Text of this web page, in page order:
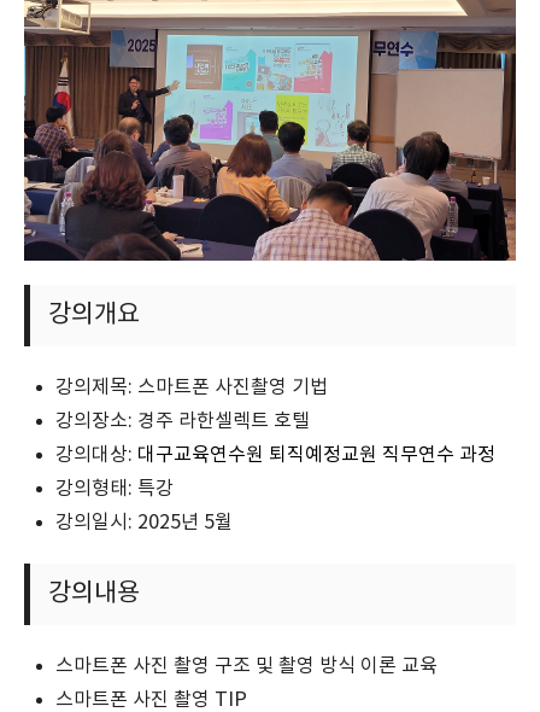
강의개요
강의제목: 스마트폰 사진촬영 기법
강의장소: 경주 라한셀렉트 호텔
강의대상: 대구교육연수원 퇴직예정교원 직무연수 과정
강의형태: 특강
강의일시: 2025년 5월
강의내용
스마트폰 사진 촬영 구조 및 촬영 방식 이론 교육
스마트폰 사진 촬영 TIP